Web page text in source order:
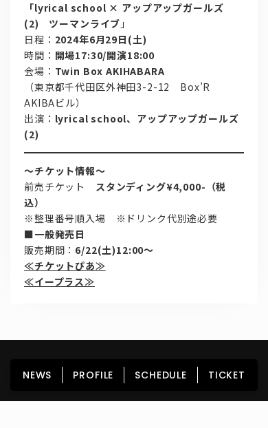
「lyrical school × アップアップガールズ
(2) ツーマンライブ 」
日程： 2024年6月29日(土)
時間： 開場17:30/開演18:00
会場： Twin Box AKIHABARA
（東京都千代田区外神田3-2-12 Box’R
AKIBAビル）
出演： lyrical school、アップアップガールズ
(2)
～チケット情報～
前売チケット スタンディング¥4,000-（税
込）
※整理番号順入場 ※ドリンク代別途必要
■一般発売日
販売期間： 6/22(土)12:00〜
≪チケットぴあ≫
≪イープラス≫
HOME NEWS PROFILE
SCHEDULE
DISCOGRAPHY
GOODS FAN CLUB
NEWS PROFILE SCHEDULE TICKET